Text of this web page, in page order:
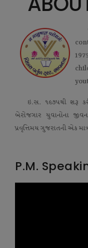
ઇ.સ. ૧૯૭૫થી શરૂ
બેરોજગાર યુવાનોના
પ્રવૃત્તિમય ગુજરાતની એક
P.M.